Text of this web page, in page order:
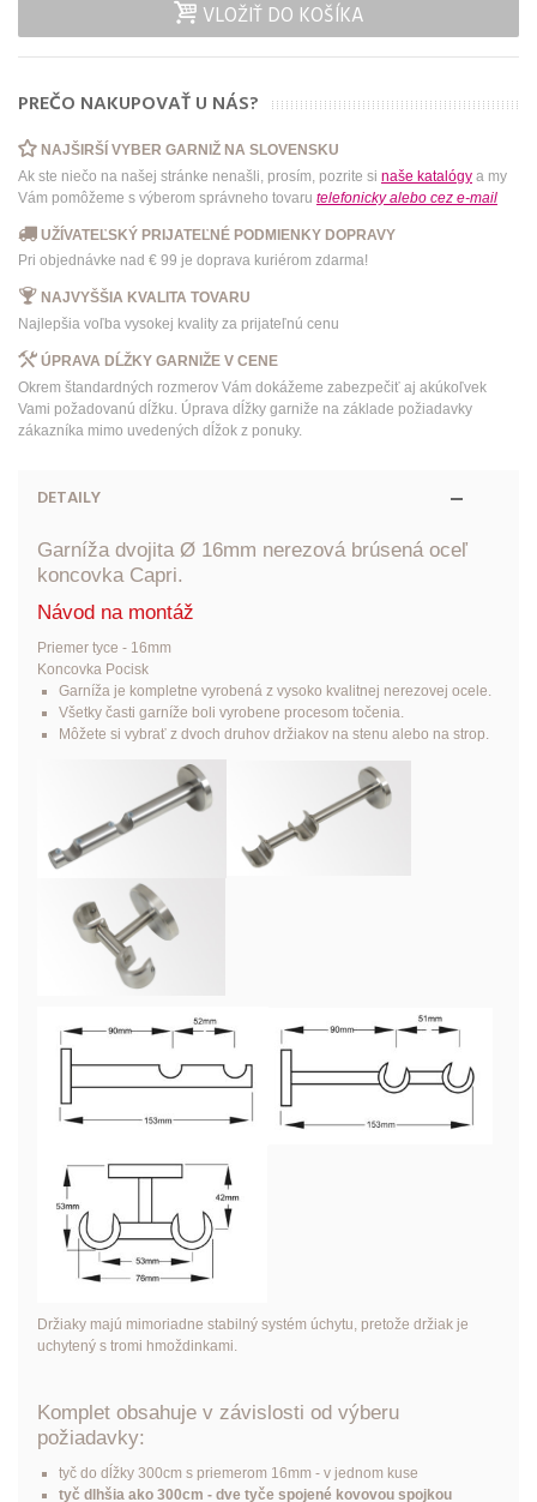
VLOŽIŤ DO KOŠÍKA
PREČO NAKUPOVAŤ U NÁS?
NAJŠIRŠÍ VYBER GARNIŽ NA SLOVENSKU
Ak ste niečo na našej stránke nenašli, prosím, pozrite si naše katalógy a my
Vám pomôžeme s výberom správneho tovaru telefonicky alebo cez e-mail
UŽÍVATEĽSKÝ PRIJATEĽNÉ PODMIENKY DOPRAVY
Pri objednávke nad € 99 je doprava kuriérom zdarma!
NAJVYŠŠIA KVALITA TOVARU
Najlepšia voľba vysokej kvality za prijateľnú cenu
ÚPRAVA DĹŽKY GARNIŽE V CENE
Okrem štandardných rozmerov Vám dokážeme zabezpečiť aj akúkoľvek
Vami požadovanú dĺžku. Úprava dĺžky garniže na základe požiadavky
zákazníka mimo uvedených dĺžok z ponuky.
DETAILY
Garníža dvojita Ø 16mm nerezová brúsená oceľ
koncovka Capri.
Návod na montáž
Priemer tyce - 16mm
Koncovka Pocisk
Garníža je kompletne vyrobená z vysoko kvalitnej nerezovej ocele.
Všetky časti garníže boli vyrobene procesom točenia.
Môžete si vybrať z dvoch druhov držiakov na stenu alebo na strop.
Držiaky majú mimoriadne stabilný systém úchytu, pretože držiak je
uchytený s tromi hmoždinkami.
Komplet obsahuje v závislosti od výberu
požiadavky:
tyč do dĺžky 300cm s priemerom 16mm - v jednom kuse
tyč dlhšia ako 300cm - dve tyče spojené kovovou spojkou